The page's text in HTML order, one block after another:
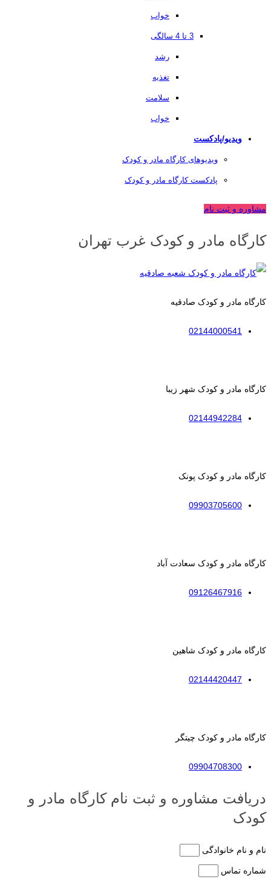
خواب
3 تا 4 سالگی
رشد
تغذیه
سلامت
خواب
ویدیو/پادکست
ویدیوهای کارگاه مادر و کودک
پادکست کارگاه مادر و کودک
مشاوره و ثبت نام
کارگاه مادر و کودک غرب تهران
کارگاه مادر و کودک صادقیه
02144000541
کارگاه مادر و کودک شهر زیبا
02144942284
کارگاه مادر و کودک پونک
09903705600
کارگاه مادر و کودک سعادت آباد
09126467916
کارگاه مادر و کودک شاهین
02144420447
کارگاه مادر و کودک چیتگر
09904708300
دریافت مشاوره و ثبت نام کارگاه مادر و
کودک
نام و نام خانوادگی
شماره تماس